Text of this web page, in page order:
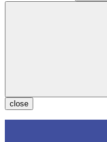
close